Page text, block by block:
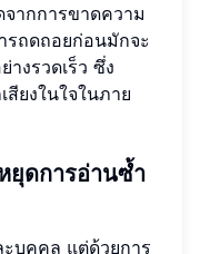
ากการขาดความ
รถดถอยก่อนมักจะ
างรวดเร็ว ซึ่ง
ยงในใจในภาย
ยุดการอ่านซ้ำ
ะบุคคล แต่ด้วยการ